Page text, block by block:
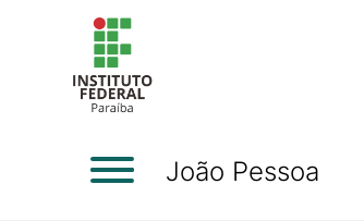
João Pessoa